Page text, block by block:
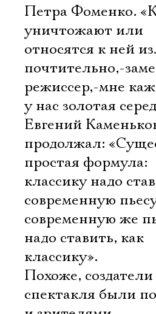
Петра Фоменко.
уничтожают или
относятся к ней
почтительно,-
режиссер,-мне
у нас золотая
Евгений
продолжал:
простая формула:
классику надо
современную
современную же
надо ставить, как
классику».
Похоже, создатели
спектакля были